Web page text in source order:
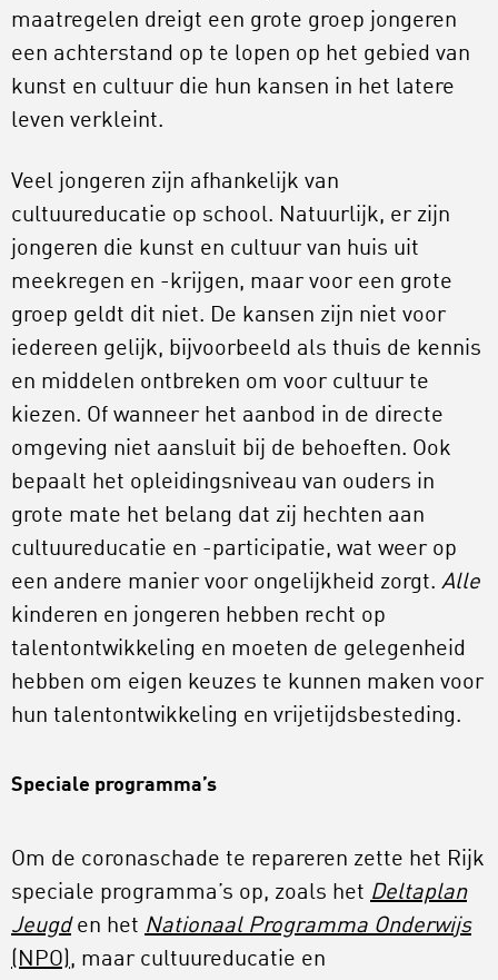
maatregelen dreigt een grote groep jongeren
een achterstand op te lopen op het gebied van
kunst en cultuur die hun kansen in het latere
leven verkleint.
Veel jongeren zijn afhankelijk van
cultuureducatie op school. Natuurlijk, er zijn
jongeren die kunst en cultuur van huis uit
meekregen en -krijgen, maar voor een grote
groep geldt dit niet. De kansen zijn niet voor
iedereen gelijk, bijvoorbeeld als thuis de kennis
en middelen ontbreken om voor cultuur te
kiezen. Of wanneer het aanbod in de directe
omgeving niet aansluit bij de behoeften. Ook
bepaalt het opleidingsniveau van ouders in
grote mate het belang dat zij hechten aan
cultuureducatie en -participatie, wat weer op
een andere manier voor ongelijkheid zorgt. Alle
kinderen en jongeren hebben recht op
talentontwikkeling en moeten de gelegenheid
hebben om eigen keuzes te kunnen maken voor
hun talentontwikkeling en vrijetijdsbesteding.
Speciale programma’s
Om de coronaschade te repareren zette het Rijk
speciale programma’s op, zoals het Deltaplan
Jeugden het Nationaal Programma Onderwijs
(NPO) , maar cultuureducatie en